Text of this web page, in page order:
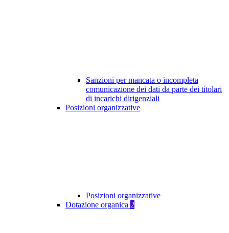
Sanzioni per mancata o incompleta
comunicazione dei dati da parte dei titolari
di incarichi dirigenziali
Posizioni organizzative
Posizioni organizzative
Dotazione organica 2